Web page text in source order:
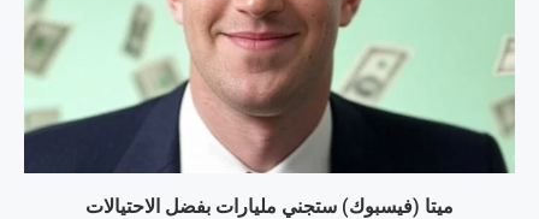
ميتا (فيسبوك) ستجني مليارات بفضل الاحتيالات